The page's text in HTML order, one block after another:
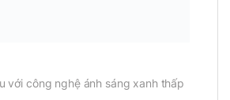
với công nghệ ánh sáng xanh thấp